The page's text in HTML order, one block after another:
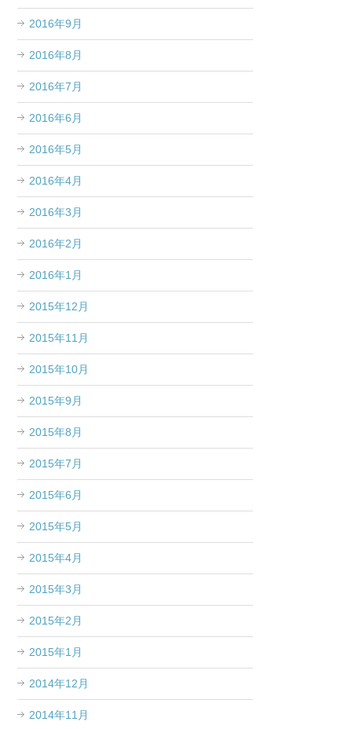
2016年9月
2016年8月
2016年7月
2016年6月
2016年5月
2016年4月
2016年3月
2016年2月
2016年1月
2015年12月
2015年11月
2015年10月
2015年9月
2015年8月
2015年7月
2015年6月
2015年5月
2015年4月
2015年3月
2015年2月
2015年1月
2014年12月
2014年11月